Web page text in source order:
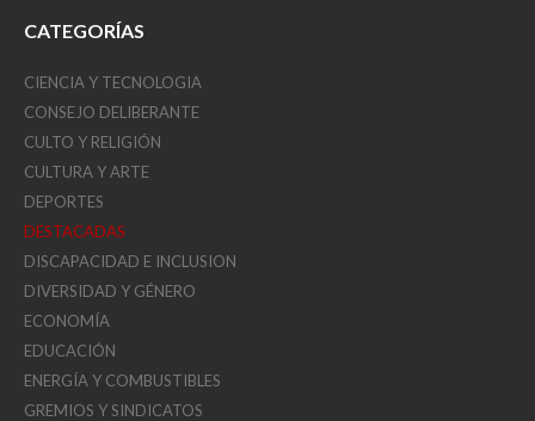
CATEGORÍAS
CIENCIA Y TECNOLOGIA
CONSEJO DELIBERANTE
CULTO Y RELIGIÓN
CULTURA Y ARTE
DEPORTES
DESTACADAS
DISCAPACIDAD E INCLUSION
DIVERSIDAD Y GÉNERO
ECONOMÍA
EDUCACIÓN
ENERGÍA Y COMBUSTIBLES
GREMIOS Y SINDICATOS